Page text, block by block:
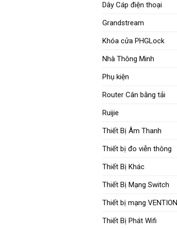
Dây Cáp điện thoại
Grandstream
Khóa cửa PHGLock
Nhà Thông Minh
Phụ kiện
Router Cân bằng tải
Ruijie
Thiết Bị Âm Thanh
Thiết bị đo viễn thông
Thiết Bị Khác
Thiết Bị Mạng Switch
Thiết bị mạng VENTION
Thiết Bị Phát Wifi